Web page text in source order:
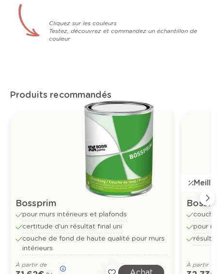
Cliquez sur les couleurs
Testez, découvrez et commandez un échantillon de
couleur
Produits recommandés
Bossprim
pour murs intérieurs et plafonds
certitude d'un résultat final uni
couche de fond de haute qualité pour murs
intérieurs
À partir de
pour
À partir